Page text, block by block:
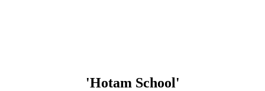
'Hotam School'